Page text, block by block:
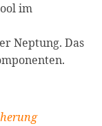
im
Neptung. Das